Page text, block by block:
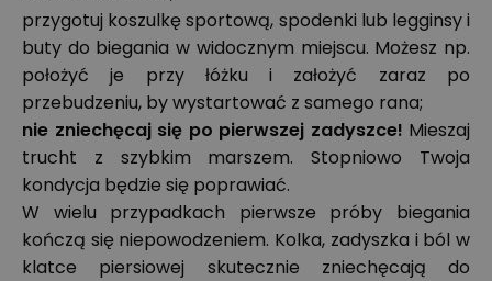
przygotuj koszulkę sportową, spodenki lub legginsy i
buty do biegania w widocznym miejscu. Możesz np.
położyć je przy łóżku i założyć zaraz po
przebudzeniu, by wystartować z samego rana;
nie zniechęcaj się po pierwszej zadyszce! Mieszaj
trucht z szybkim marszem. Stopniowo Twoja
kondycja będzie się poprawiać.
W wielu przypadkach pierwsze próby biegania
kończą się niepowodzeniem. Kolka, zadyszka i ból w
klatce piersiowej skutecznie zniechęcają do